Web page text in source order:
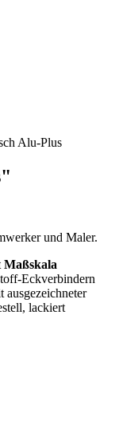
Alu-Plus
und Maler.
Maßskala
Eckverbindern
lackiert